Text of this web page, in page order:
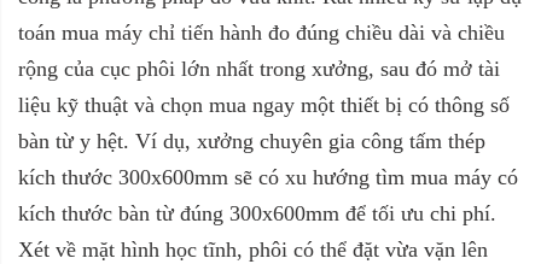
toán mua máy chỉ tiến hành đo đúng chiều dài và chiều
rộng của cục phôi lớn nhất trong xưởng, sau đó mở tài
liệu kỹ thuật và chọn mua ngay một thiết bị có thông số
bàn từ y hệt. Ví dụ, xưởng chuyên gia công tấm thép
kích thước 300x600mm sẽ có xu hướng tìm mua máy có
kích thước bàn từ đúng 300x600mm để tối ưu chi phí.
Xét về mặt hình học tĩnh, phôi có thể đặt vừa vặn lên